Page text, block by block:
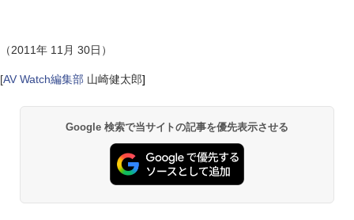
（2011年 11月 30日）
[AV Watch編集部 山崎健太郎]
Google 検索で当サイトの記事を優先表示させる